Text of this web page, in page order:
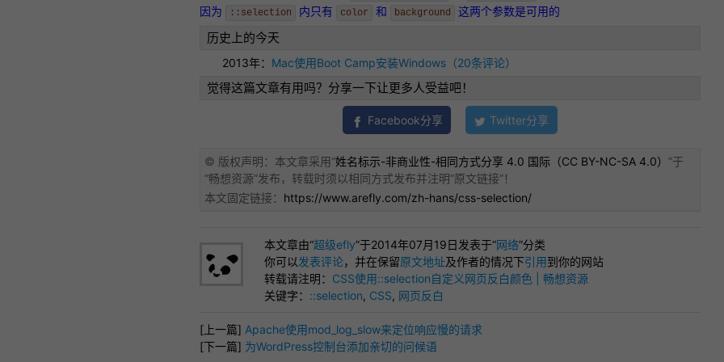
因为
::selection 内只有 color 和 background 这两个参数是可用的
历史上的今天
2013年： Mac使用Boot Camp安装Windows（20条评论）
觉得这篇文章有用吗？分享一下让更多人受益吧！
Facebook分享 Twitter分享
© 版权声明：本文章采用“姓名标示-非商业性-相同方式分享 4.0 国际（CC BY-NC-SA 4.0） ”于
“畅想资源”发布，转载时须以相同方式发布并注明“原文链接”！
本文固定链接： https://www.arefly.com/zh-hans/css-selection/
本文章由“超级efly”于2014年07月19日发表于“网络”分类
你可以 发表评论，并在保留原文地址及作者的情况下引用到你的网站
转载请注明： CSS使用::selection自定义网页反白颜色 | 畅想资源
关键字： ::selection, CSS, 网页反白
[上一篇] Apache使用mod_log_slow来定位响应慢的请求
[下一篇] 为WordPress控制台添加亲切的问候语